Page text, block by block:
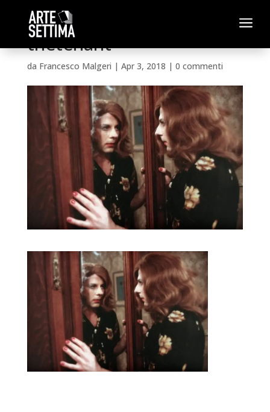
a
thetenant
da Francesco Malgeri | Apr 3, 2018 | 0 commenti